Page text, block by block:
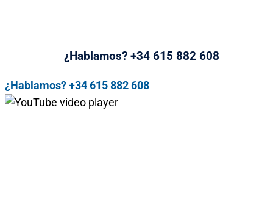
¿Hablamos? +34 615 882 608
¿Hablamos? +34 615 882 608